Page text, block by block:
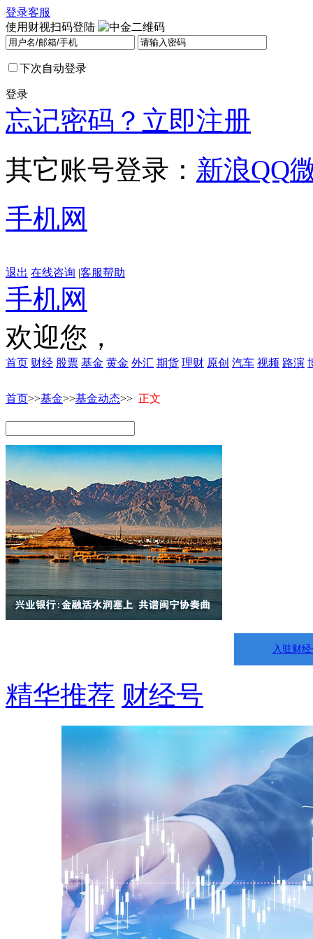
登录客服
使用财视扫码登陆
下次自动登录
登录
忘记密码？ 立即注册
其它账号登录： 新浪QQ
手机网
退出 在线咨询 |客服帮助
手机网
欢迎您，
首页 财经 股票 基金 黄金 外汇 期货 理财 原创 汽车 视频 路演
首页>>基金>>基金动态>> 正文
入驻财
精华推荐 财经号